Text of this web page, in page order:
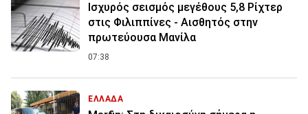
Ισχυρός σεισμός μεγέθους 5,8 Ρίχτερ
στις Φιλιππίνες - Αισθητός στην
πρωτεύουσα Μανίλα
07:38
ΕΛΛΑΔΑ